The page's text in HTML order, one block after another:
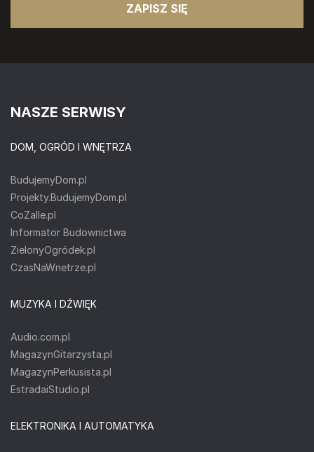
ZAPISZ SIĘ
NASZE SERWISY
DOM, OGRÓD I WNĘTRZA
BudujemyDom.pl
Projekty.BudujemyDom.pl
CoZaIle.pl
Informator Budownictwa
ZielonyOgródek.pl
CzasNaWnetrze.pl
MUZYKA I DŹWIĘK
Audio.com.pl
MagazynGitarzysta.pl
MagazynPerkusista.pl
EstradaiStudio.pl
ELEKTRONIKA I AUTOMATYKA